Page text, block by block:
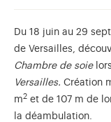
Du 18 juin au 29
de Versailles,
Chambre de soie
Versailles. Création
m2 et de 107 m de
la déambulation.